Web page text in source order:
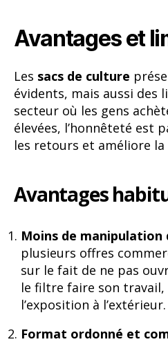
Avantages et
Les sacs de culture
évidents, mais aussi des
secteur où les gens
élevées, l’honnêteté est
les retours et améliore la
Avantages
Moins de manipulation
plusieurs offres
sur le fait de ne pas
le filtre faire son
l’exposition à l’extérieur.
Format ordonné et